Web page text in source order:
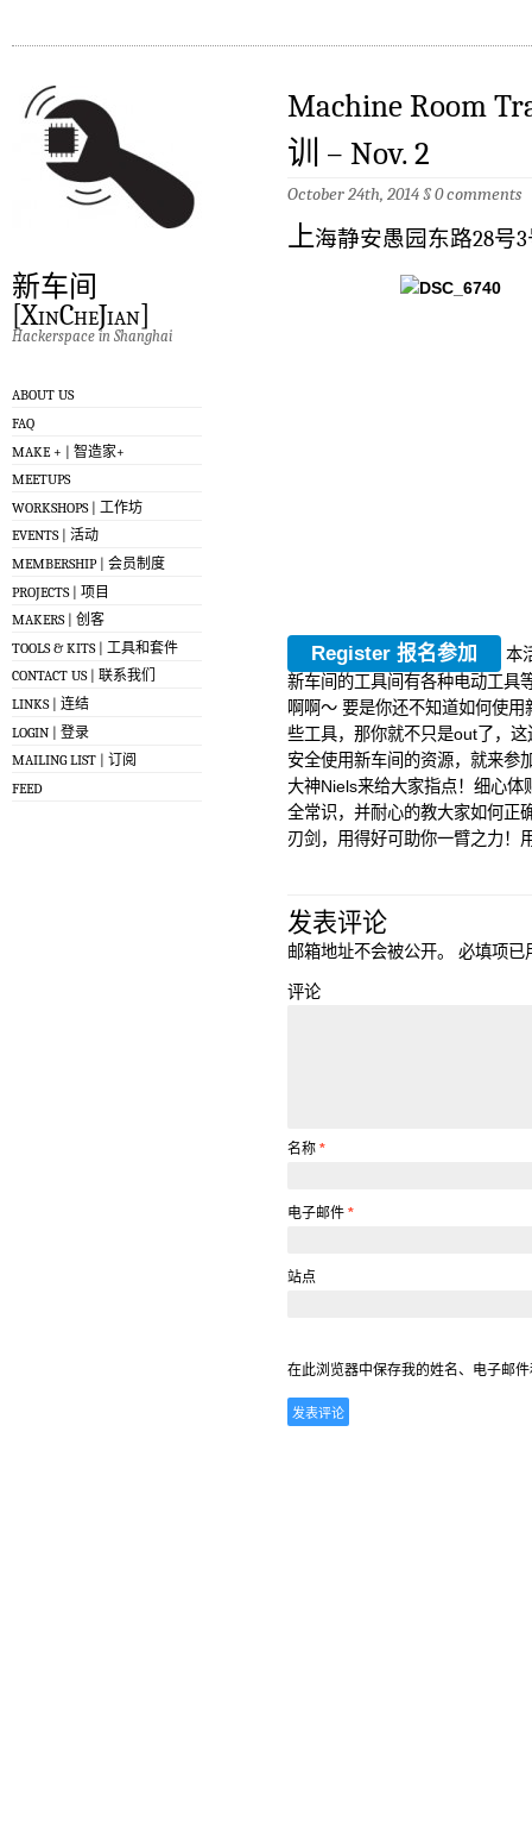
新车间
[XinCheJian]
Hackerspace in Shanghai
ABOUT US
FAQ
MAKE + | 智造家+
MEETUPS
WORKSHOPS | 工作坊
EVENTS | 活动
MEMBERSHIP | 会员制度
PROJECTS | 项目
MAKERS | 创客
TOOLS & KITS | 工具和套件
CONTACT US | 联系我们
LINKS | 连结
LOGIN | 登录
MAILING LIST | 订阅
FEED
Machine Room
训 – Nov. 2
October 24th, 2014§0 comments
上海静安愚园东路28号
Register 报名参加
本
新车间的工具间有各种电动工具
啊啊～ 要是你还不知道如何使
些工具，那你就不只是out了，
安全使用新车间的资源，就来参
大神Niels来给大家指点！细心
全常识，并耐心的教大家如何正
刃剑，用得好可助你一臂之力！
发表评论
邮箱地址不会被公开。 必填项已
评论
名称 *
电子邮件 *
站点
在此浏览器中保存我的姓名、电子邮